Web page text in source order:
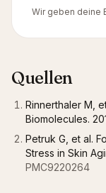
Wir geben deine
Quellen
Rinnerthaler M,
Biomolecules.
Petruk G, et al.
Stress in Skin
PMC9220264